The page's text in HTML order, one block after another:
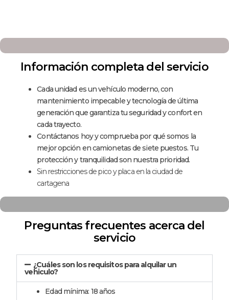
Información completa del servicio
Cada unidad es un vehículo moderno, con
mantenimiento impecable y tecnología de última
generación que garantiza tu seguridad y confort en
cada trayecto.
Contáctanos hoy y comprueba por qué somos la
mejor opción en camionetas de siete puestos. Tu
protección y tranquilidad son nuestra prioridad.
Sin restricciones de pico y placa en la ciudad de
cartagena
Preguntas frecuentes acerca del
servicio
¿Cuáles son los requisitos para alquilar un
vehiculo?
Edad mínima: 18 años